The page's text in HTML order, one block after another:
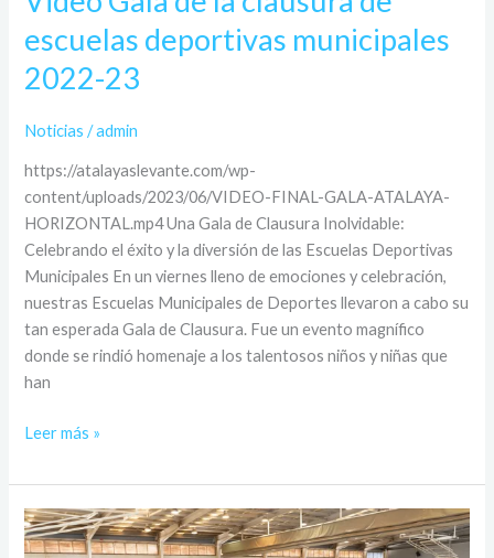
escuelas deportivas municipales
2022-23
Noticias /admin
https://atalayaslevante.com/wp-
content/uploads/2023/06/VIDEO-FINAL-GALA-ATALAYA-
HORIZONTAL.mp4 Una Gala de Clausura Inolvidable:
Celebrando el éxito y la diversión de las Escuelas Deportivas
Municipales En un viernes lleno de emociones y celebración,
nuestras Escuelas Municipales de Deportes llevaron a cabo su
tan esperada Gala de Clausura. Fue un evento magnífico
donde se rindió homenaje a los talentosos niños y niñas que
han
Leer más »
Gala
de